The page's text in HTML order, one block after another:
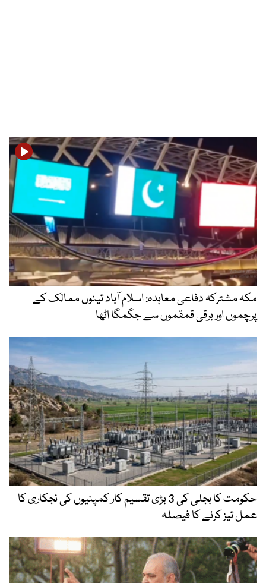
مکہ مشترکہ دفاعی معاہدہ: اسلام آباد تینوں ممالک کے
پرچموں اور برقی قمقموں سے جگمگا اٹھا
حکومت کا بجلی کی 3 بڑی تقسیم کار کمپنیوں کی نجکاری کا
عمل تیز کرنے کا فیصلہ